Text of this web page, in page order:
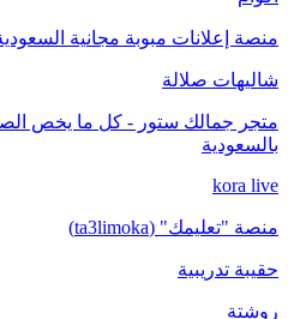
منصة إعلانات مبوبة مجانية
شاليهات صلالة
متجر جمالك ستور - كل ما يخص
بالسعودية
kora live
منصة "تعليمك" (ta3limoka)
حقيبة تدريبية
روشتة